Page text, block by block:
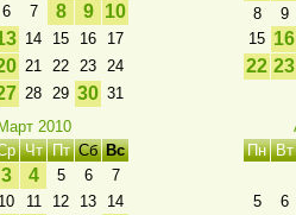
6 7 8 9 10
14 15 16 17
21 22 23 24
28 29 30 31
8
9
15 16
22 23
Март 2010
Чт Пт Сб Вс
3 4 5 6
7
10 11 12 13
14
Пн Вт
5
6